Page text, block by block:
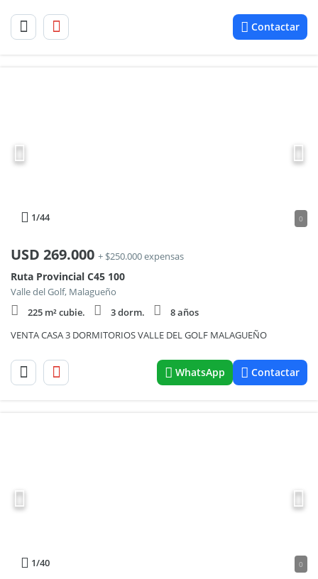
Contactar
1/44 0
USD 269.000 + $250.000 expensas
Ruta Provincial C45 100
Valle del Golf, Malagueño
225 m² cubie.
3 dorm.
8 años
VENTA CASA 3 DORMITORIOS VALLE DEL GOLF MALAGUEÑO
WhatsApp Contactar
1/40 0